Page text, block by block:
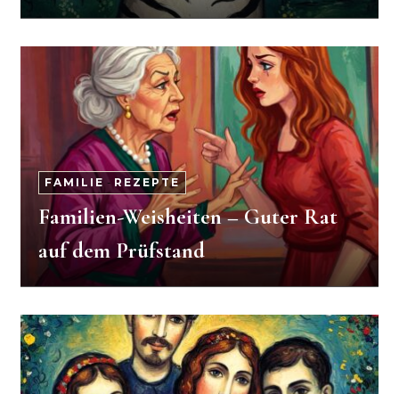
FAMILIE - REZEPTE
Familien-Weisheiten – Guter Rat
auf dem Prüfstand